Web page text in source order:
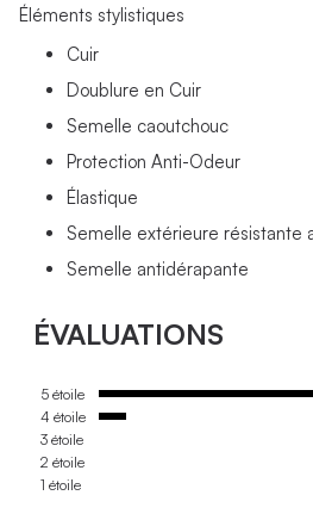
Éléments stylistiques
Cuir
Doublure en Cuir
Semelle caoutchouc
Protection Anti-Odeur
Élastique
Semelle extérieure résistante
Semelle antidérapante
ÉVALUATIONS
5 étoile
4 étoile
3 étoile
2 étoile
1 étoile